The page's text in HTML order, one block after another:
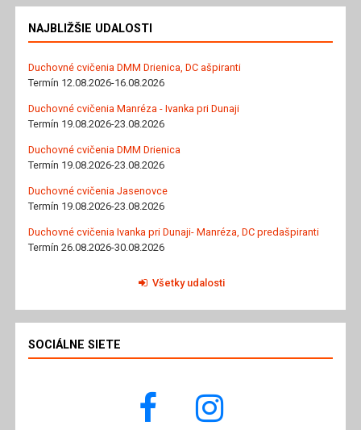
NAJBLIŽŠIE UDALOSTI
Duchovné cvičenia DMM Drienica, DC ašpiranti
Termín 12.08.2026-16.08.2026
Duchovné cvičenia Manréza - Ivanka pri Dunaji
Termín 19.08.2026-23.08.2026
Duchovné cvičenia DMM Drienica
Termín 19.08.2026-23.08.2026
Duchovné cvičenia Jasenovce
Termín 19.08.2026-23.08.2026
Duchovné cvičenia Ivanka pri Dunaji- Manréza, DC predašpiranti
Termín 26.08.2026-30.08.2026
Všetky udalosti
SOCIÁLNE SIETE